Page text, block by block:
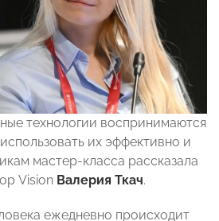
технологии воспринимаются
их эффективно и
мастер-класса рассказала
Vision Валерия Ткач.
ежедневно происходит